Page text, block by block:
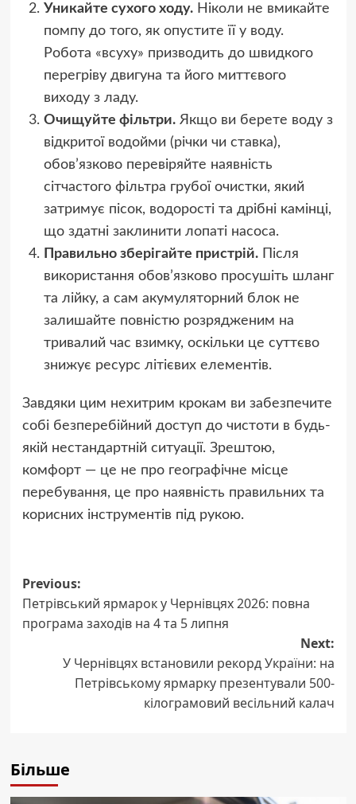
Уникайте сухого ходу.Ніколи не вмикайте
помпу до того, як опустите її у воду.
Робота «всуху» призводить до швидкого
перегріву двигуна та його миттєвого
виходу з ладу.
Очищуйте фільтри.Якщо ви берете воду з
відкритої водойми (річки чи ставка),
обов’язково перевіряйте наявність
сітчастого фільтра грубої очистки, який
затримує пісок, водорості та дрібні камінці,
що здатні заклинити лопаті насоса.
Правильно зберігайте пристрій.Після
використання обов’язково просушіть шланг
та лійку, а сам акумуляторний блок не
залишайте повністю розрядженим на
тривалий час взимку, оскільки це суттєво
знижує ресурс літієвих елементів.
Завдяки цим нехитрим крокам ви забезпечите
собі безперебійний доступ до чистоти в будь-
якій нестандартній ситуації. Зрештою,
комфорт — це не про географічне місце
перебування, це про наявність правильних та
корисних інструментів під рукою.
Post
navigation
Previous:
Петрівський ярмарок у Чернівцях 2026: повна
програма заходів на 4 та 5 липня
Next:
У Чернівцях встановили рекорд України: на
Петрівському ярмарку презентували 500-
кілограмовий весільний калач
Більше